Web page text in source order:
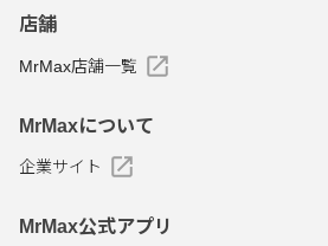
店舗
MrMax店舗一覧
MrMaxについて
企業サイト
MrMax公式アプリ